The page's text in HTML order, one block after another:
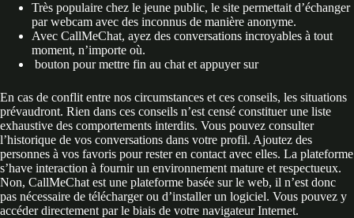
Très populaire chez le jeune public, le site permettait d’échanger
par webcam avec des inconnus de manière anonyme.
Avec CallMeChat, ayez des conversations incroyables à tout
moment, n’importe où.
bouton pour mettre fin au chat et appuyer sur
En cas de conflit entre nos circumstances et ces conseils, les situations
prévaudront. Rien dans ces conseils n’est censé constituer une liste
exhaustive des comportements interdits. Vous pouvez consulter
l’historique de vos conversations dans votre profil. Ajoutez des
personnes à vos favoris pour rester en contact avec elles. La plateforme
s’have interaction à fournir un environnement mature et respectueux.
Non, CallMeChat est une plateforme basée sur le web, il n’est donc
pas nécessaire de télécharger ou d’installer un logiciel. Vous pouvez y
accéder directement par le biais de votre navigateur Internet.